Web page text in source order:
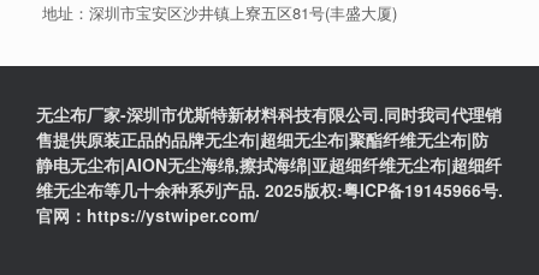
地址：深圳市宝安区沙井镇上寮五区81号(丰盛大厦)
无尘布厂家-深圳市优斯特新材料科技有限公司.同时我司代理销
售提供原装正品的品牌无尘布|超细无尘布|聚酯纤维无尘布|防
静电无尘布|AION无尘海绵,擦拭海绵|亚超细纤维无尘布|超细纤
维无尘布等几十余种系列产品. 2025版权:粤ICP备19145966号.
官网：https://ystwiper.com/